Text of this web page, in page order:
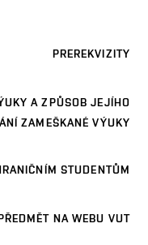
PREREKVIZITY
A ZPŮSOB JEJÍHO
ZAMEŠKANÉ VÝUKY
STUDENTŮM
NA WEBU VUT